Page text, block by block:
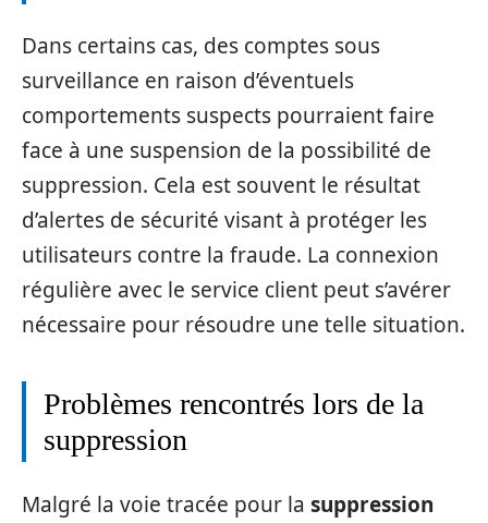
Dans certains cas, des comptes sous
surveillance en raison d’éventuels
comportements suspects pourraient faire
face à une suspension de la possibilité de
suppression. Cela est souvent le résultat
d’alertes de sécurité visant à protéger les
utilisateurs contre la fraude. La connexion
régulière avec le service client peut s’avérer
nécessaire pour résoudre une telle situation.
Problèmes rencontrés lors de la
suppression
Malgré la voie tracée pour la suppression